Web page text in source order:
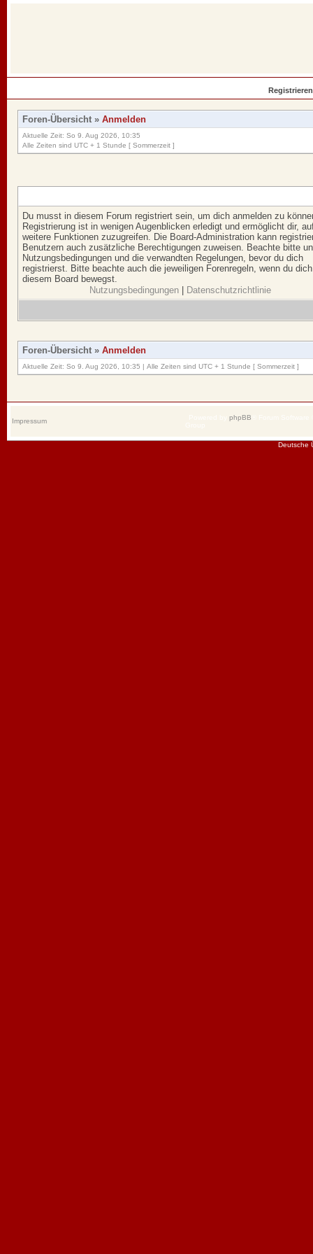
Registrieren
Foren-Übersicht » Anmelden
Aktuelle Zeit: So 9. Aug 2026, 10:35
Alle Zeiten sind UTC + 1 Stunde [ Sommerzeit ]
Du musst in diesem Forum registriert sein, um dich anmelden zu
Registrierung ist in wenigen Augenblicken erledigt und ermöglicht dir,
weitere Funktionen zuzugreifen. Die Board-Administration kann
Benutzern auch zusätzliche Berechtigungen zuweisen. Beachte bitte
Nutzungsbedingungen und die verwandten Regelungen, bevor du dich
registrierst. Bitte beachte auch die jeweiligen Forenregeln, wenn du
diesem Board bewegst.
Nutzungsbedingungen
Datenschutzrichtlinie
Foren-Übersicht » Anmelden
Aktuelle Zeit: So 9. Aug 2026, 10:35 | Alle Zeiten sind UTC + 1 Stunde [ Sommerzeit ]
Impressum phpBB
Deutsche